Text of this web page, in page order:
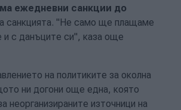
ежедневни санкции до
санкцията. "Не само ще плащаме
с данъците си", каза още
на политиките за околна
ни догони още една, която
неорганизираните източници на